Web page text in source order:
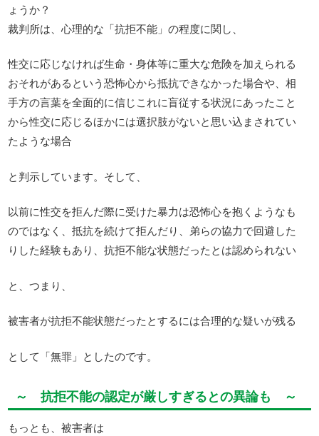
ょうか？
裁判所は、心理的な「抗拒不能」の程度に関し、
性交に応じなければ生命・身体等に重大な危険を加えられる
おそれがあるという恐怖心から抵抗できなかった場合や、相
手方の言葉を全面的に信じこれに盲従する状況にあったこと
から性交に応じるほかには選択肢がないと思い込まされてい
たような場合
と判示しています。そして、
以前に性交を拒んだ際に受けた暴力は恐怖心を抱くようなも
のではなく、抵抗を続けて拒んだり、弟らの協力で回避した
りした経験もあり、抗拒不能な状態だったとは認められない
と、つまり、
被害者が抗拒不能状態だったとするには合理的な疑いが残る
として「無罪」としたのです。
～ 抗拒不能の認定が厳しすぎるとの異論も ～
もっとも、被害者は